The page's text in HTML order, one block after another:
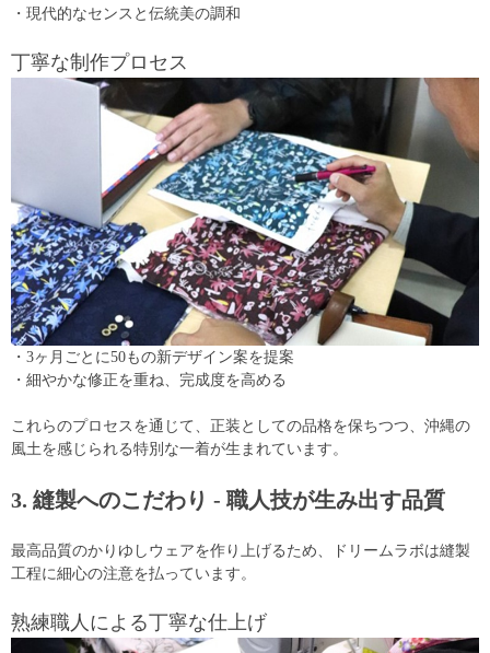
・現代的なセンスと伝統美の調和
丁寧な制作プロセス
・3ヶ月ごとに50もの新デザイン案を提案
・細やかな修正を重ね、完成度を高める
これらのプロセスを通じて、正装としての品格を保ちつつ、沖縄の
風土を感じられる特別な一着が生まれています。
3. 縫製へのこだわり - 職人技が生み出す品質
最高品質のかりゆしウェアを作り上げるため、ドリームラボは縫製
工程に細心の注意を払っています。
熟練職人による丁寧な仕上げ